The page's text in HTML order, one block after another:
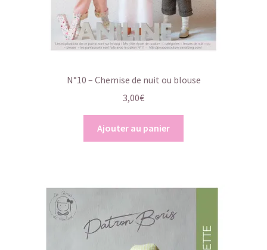
N°10 – Chemise de nuit ou blouse
3,00€
Ajouter au panier